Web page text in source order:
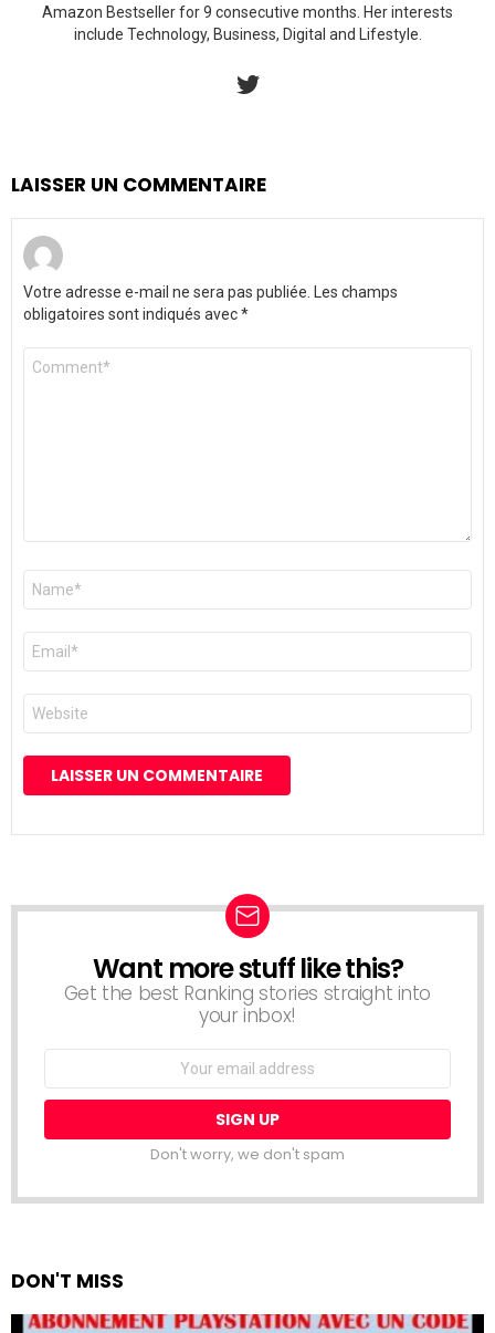
Amazon Bestseller for 9 consecutive months. Her interests
include Technology, Business, Digital and Lifestyle.
LAISSER UN COMMENTAIRE
Votre adresse e-mail ne sera pas publiée. Les champs
obligatoires sont indiqués avec*
Commentaire
Nom
E-
mail
*
Site
web
NEWSLETTER
Want more stuff like this?
Get the best Ranking stories straight into
your inbox!
Don't worry, we don't spam
DON'T MISS